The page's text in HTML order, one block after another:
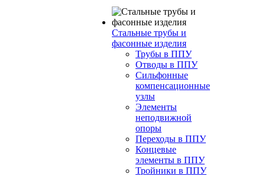
Стальные трубы и
фасонные изделия
Трубы в ППУ
Отводы в ППУ
Сильфонные
компенсационные
узлы
Элементы
неподвижной
опоры
Переходы в ППУ
Концевые
элементы в ППУ
Тройники в ППУ